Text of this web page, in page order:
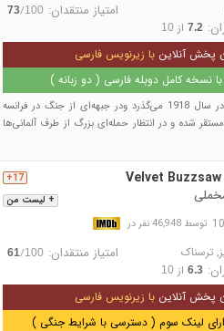
امتیاز منتقدان: 73/100
7.2از 10
پخش آنلاین با زیرنویس فارسی
با نسخه کامل دوبله فارسی ( دو زبانه )
داستان فیلم در اواخر جنگ جهانی اول در سال 1918 می‌گذرد ودر جبهه‌ای از جنگ در فرانسه
شده و در انتظار حمله‌ای بزرگ از طرف آلمانی‌ها
+ لیست من
17+ Velvet Buzzsaw
توسط 46,948 نفر در
, ترسناک امتیاز منتقدان: 61/100
6.3از 10
پخش آنلاین با زیرنویس فارسی
لینک سوم ( دسترسی با شرایط جنگی )